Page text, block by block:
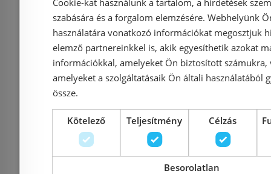
Cikkszám: 513441
28 189 Ft
Kosárba
31 500 Ft
Raktáron Külső
szabására és a forgalom elemzésére. Webhelyünk
használatára vonatkozó információkat megosztjuk
elemző partnereinkkel is, akik egyesíthetik azokat
információkkal, amelyeket Ön biztosított számukra,
amelyeket a szolgáltatásaik Ön általi használatából
össze.
Kötelező Teljesítmény Célzás
Besorolatlan